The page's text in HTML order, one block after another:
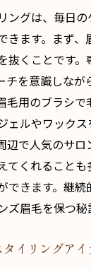
ングは、毎日
きます。まず、
抜くことです。
チを意識しなが
毛用のブラシ
ェルやワック
辺で人気のサ
てくれること
できます。継
眉毛を保つ秘
イリングアイ